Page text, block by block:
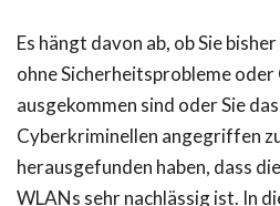
Es hängt davon ab, ob Sie
ohne Sicherheitsprobleme
ausgekommen sind oder Sie
Cyberkriminellen angegriffen
herausgefunden haben, dass
WLANs sehr nachlässig ist. In